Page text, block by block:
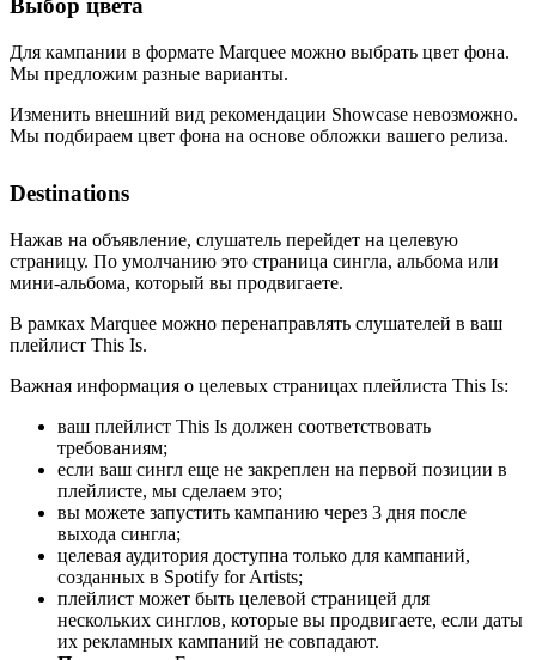
Выбор цвета
Для кампании в формате Marquee можно выбрать цвет фона.
Мы предложим разные варианты.
Изменить внешний вид рекомендации Showcase невозможно.
Мы подбираем цвет фона на основе обложки вашего релиза.
Destinations
Нажав на объявление, слушатель перейдет на целевую
страницу. По умолчанию это страница сингла, альбома или
мини-альбома, который вы продвигаете.
В рамках Marquee можно перенаправлять слушателей в ваш
плейлист This Is.
Важная информация о целевых страницах плейлиста This Is:
ваш плейлист This Is должен соответствовать
требованиям;
если ваш сингл еще не закреплен на первой позиции в
плейлисте, мы сделаем это;
вы можете запустить кампанию через 3 дня после
выхода сингла;
целевая аудитория доступна только для кампаний,
созданных в Spotify for Artists;
плейлист может быть целевой страницей для
нескольких синглов, которые вы продвигаете, если даты
их рекламных кампаний не совпадают.